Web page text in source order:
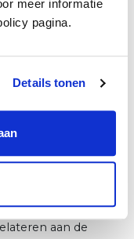
meer informatie
pagina.
Details tonen
faillissementen te
zijn, zodat
maandfacturen
en/of gedurende
aan de